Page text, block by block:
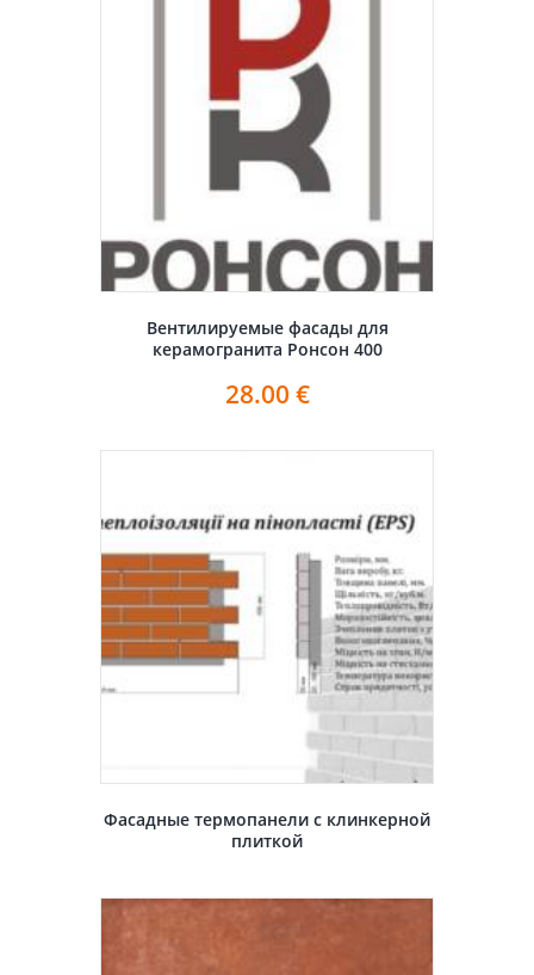
Вентилируемые фасады для
керамогранита Ронсон 400
28.00 €
Фасадные термопанели с клинкерной
плиткой